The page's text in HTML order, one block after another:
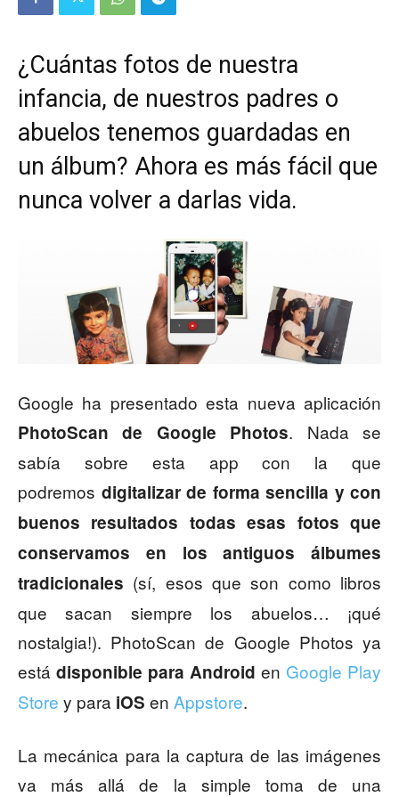
¿Cuántas fotos de nuestra
infancia, de nuestros padres o
abuelos tenemos guardadas en
un álbum? Ahora es más fácil que
nunca volver a darlas vida.
Google ha presentado esta nueva aplicación
PhotoScan de Google Photos. Nada se
sabía sobre esta app con la que
podremos digitalizar de forma sencilla y con
buenos resultados todas esas fotos que
conservamos en los antiguos álbumes
tradicionales (sí, esos que son como libros
que sacan siempre los abuelos… ¡qué
nostalgia!). PhotoScan de Google Photos ya
está disponible para Android en Google Play
Store y para iOS en Appstore.
La mecánica para la captura de las imágenes
va más allá de la simple toma de una